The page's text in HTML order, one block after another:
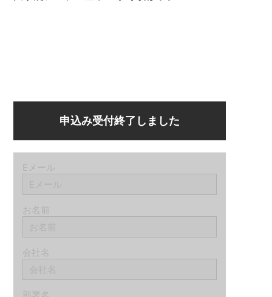
申込み受付終了しました
Eメール
お名前
会社名